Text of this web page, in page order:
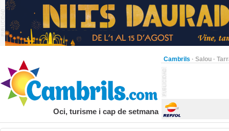
Cambrils · Salou ·
Oci, turisme i cap de setmana